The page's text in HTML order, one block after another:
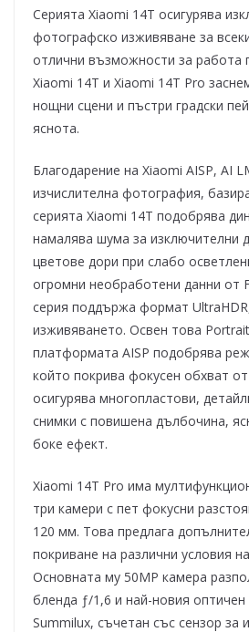
Серията Xiaomi 14T осигурява
фотографско изживяване за
отлични възможности за работа
Xiaomi 14T и Xiaomi 14T Pro
нощни сцени и пъстри градски
яснота.
Благодарение на Xiaomi AISP, AI
изчислителна фотография,
серията Xiaomi 14T подобрява
намалява шума за изключителни
цветове дори при слабо
огромни необработени данни от
серия поддържа формат
изживяването. Освен това
платформата AISP подобрява
който покрива фокусен обхват
осигурява многопластови,
снимки с повишена дълбочина,
боке ефект.
Xiaomi 14T Pro има
три камери с пет фокусни
120 мм. Това предлага
покриване на различни условия
Основната му 50МР камера
бленда ƒ/1,6 и най-новия оптичен
Summilux, съчетан със сензор за